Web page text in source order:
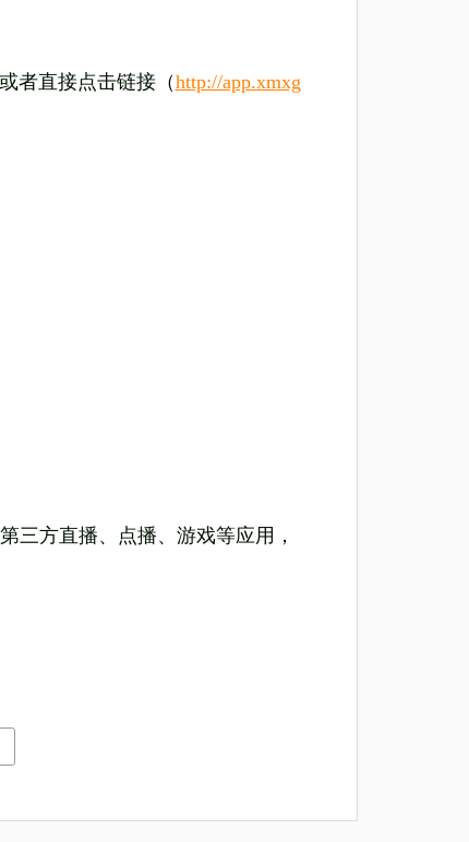
者直接点击链接（http://app.xmxg
三方直播、点播、游戏等应用，